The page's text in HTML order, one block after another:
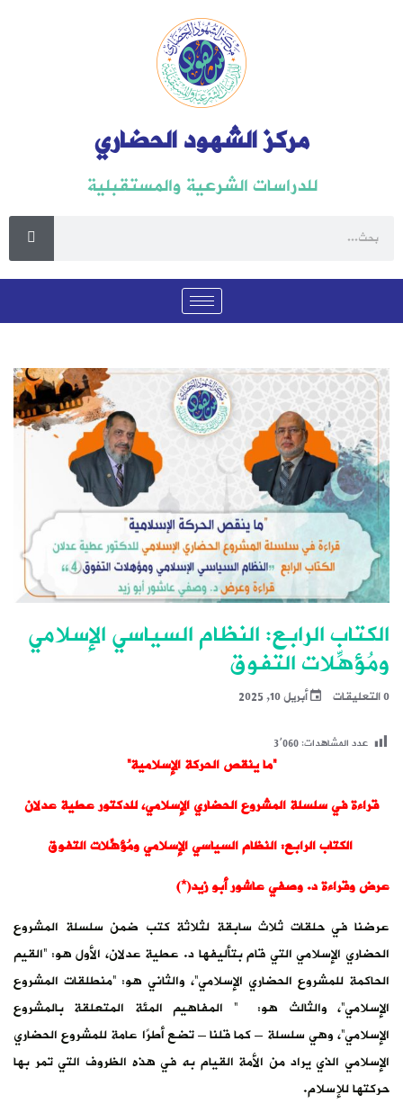
مركز الشهود الحضاري
للدراسات الشرعية والمستقبلية
الكتاب الرابع: النظام السياسي الإسلامي
ومُؤهِّلات التفوق
0 التعليقات أبريل 10, 2025
عدد المشاهدات:3٬060
“ما ينقص الحركة الإسلامية”
قراءة في سلسلة المشروع الحضاري الإسلامي،للدكتور عطية عدلان
الكتاب الرابع: النظام السياسي الإسلامي ومُؤهِّلات التفوق
عرض وقراءة د. وصفي عاشور أبو زيد(*)
عرضنا في حلقات ثلاث سابقة لثلاثة كتب ضمن سلسلة المشروع
الحضاري الإسلامي التي قام بتأليفها د. عطية عدلان، الأول هو: “القيم
الحاكمة للمشروع الحضاري الإسلامي”، والثاني هو: “منطلقات المشروع
الإسلامي”، والثالث هو: ” المفاهيم المئة المتعلقة بالمشروع
الإسلامي”، وهي سلسلة – كما قلنا – تضع أطرًا عامة للمشروع الحضاري
الإسلامي الذي يراد من الأمة القيام به في هذه الظروف التي تمر بها
حركتها للإسلام.